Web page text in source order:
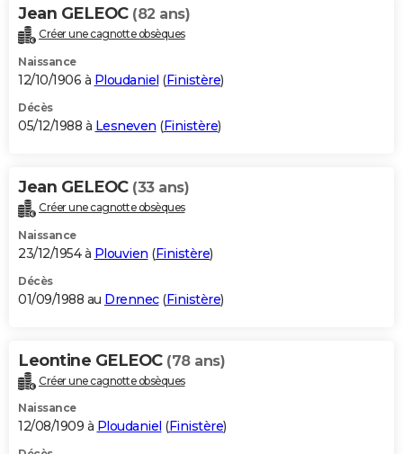
Jean GELEOC (82 ans)
Créer une cagnotte obsèques
Naissance
12/10/1906 à Ploudaniel (Finistère)
Décès
05/12/1988 à Lesneven (Finistère)
Jean GELEOC (33 ans)
Créer une cagnotte obsèques
Naissance
23/12/1954 à Plouvien (Finistère)
Décès
01/09/1988 au Drennec(Finistère)
Leontine GELEOC (78 ans)
Créer une cagnotte obsèques
Naissance
12/08/1909 à Ploudaniel (Finistère)